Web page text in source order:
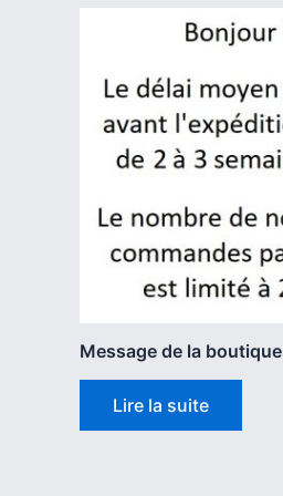
Message de la boutique
Lire la suite